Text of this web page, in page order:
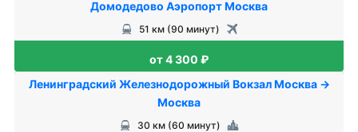
Домодедово Аэропорт Москва
51 км (90 минут)
от 4 300 ₽
Ленинградский Железнодорожный Вокзал Москва →
Москва
30 км (60 минут)